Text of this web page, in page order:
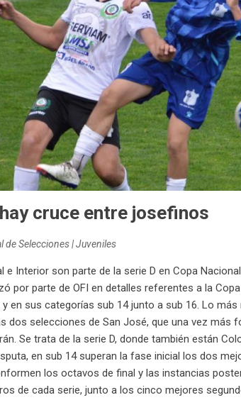
cruce entre josefinos
de Selecciones | Juveniles
e Interior son parte de la serie D en Copa
por parte de OFI en detalles referentes a la
en sus categorías sub 14 junto a sub 16. Lo
dos selecciones de San José, que una vez más
Se trata de la serie D, donde también están
en sub 14 superan la fase inicial los dos
los octavos de final y las instancias
de cada serie, junto a los cinco mejores